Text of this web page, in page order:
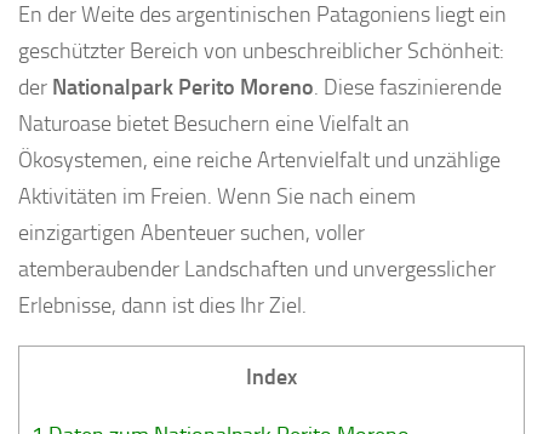
En der Weite des argentinischen Patagoniens liegt ein
geschützter Bereich von unbeschreiblicher Schönheit:
der Nationalpark Perito Moreno. Diese faszinierende
Naturoase bietet Besuchern eine Vielfalt an
Ökosystemen, eine reiche Artenvielfalt und unzählige
Aktivitäten im Freien. Wenn Sie nach einem
einzigartigen Abenteuer suchen, voller
atemberaubender Landschaften und unvergesslicher
Erlebnisse, dann ist dies Ihr Ziel.
Index